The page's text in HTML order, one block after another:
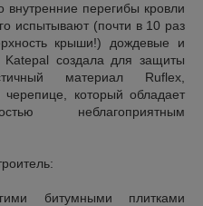
внутренние перегибы кровли
испытывают (почти в 10 раз
крыши!) дождевые и
Katepal создала для защиты
материал Ruflex,
который обладает
неблагоприятным
битумными плитками